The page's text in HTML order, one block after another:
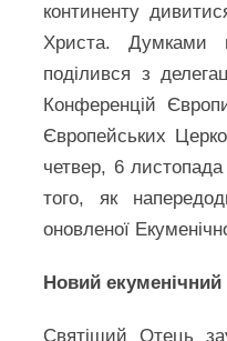
континенту
Христа.
поділився з
Конференцій
Європейських
четвер, 6
того, як
оновленої
Новий екуменічний
Святіший Отець